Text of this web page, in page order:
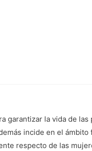
garantizar la vida de
incide en el
respecto de las